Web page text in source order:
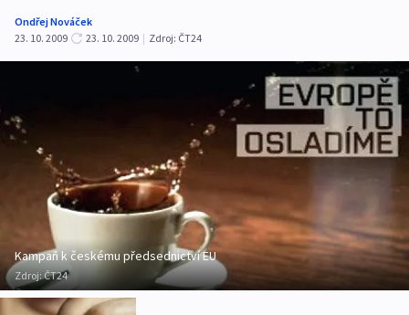
Ondřej Nováček
23. 10. 2009
23. 10. 2009 | Zdroj: ČT24
Kampaň k českému předsednictví EU
Zdroj:ČT24